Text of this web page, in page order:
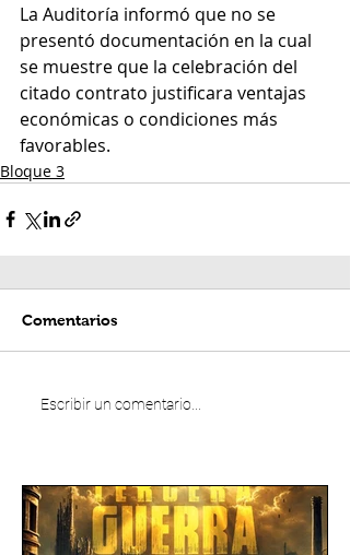
La Auditoría informó que no se
presentó documentación en la cual
se muestre que la celebración del
citado contrato justificara ventajas
económicas o condiciones más
favorables.
Bloque 3
Comentarios
Escribir un comentario...